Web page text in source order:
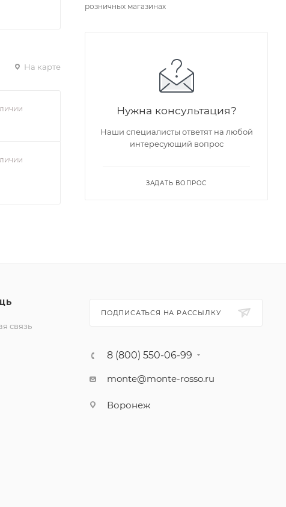
На карте
розничных магазинах
Нужна консультация?
Наши специалисты ответят на любой
интересующий вопрос
ЗАДАТЬ ВОПРОС
связь
ПОДПИСАТЬСЯ НА РАССЫЛКУ
8 (800) 550-06-99
monte@monte-rosso.ru
Воронеж